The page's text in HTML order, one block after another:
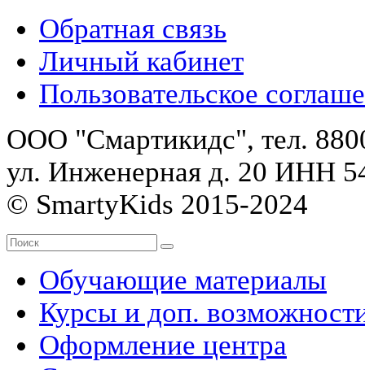
Обратная связь
Личный кабинет
Пользовательское
ООО "Смартикидс", тел.
ул. Инженерная д. 20 ИНН
© SmartyKids 2015-2024
Обучающие материалы
Курсы и доп.
Оформление центра